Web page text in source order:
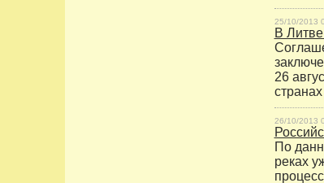
25/10/2013
В
26
26/10/2013
По
реках